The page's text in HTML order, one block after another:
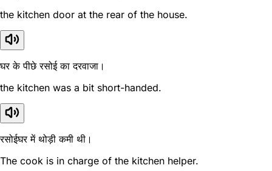
the kitchen door at the rear of the house.
घर के पीछे रसोई का दरवाजा।
the kitchen was a bit short-handed.
रसोईघर में थोड़ी कमी थी।
The cook is in charge of the kitchen helper.